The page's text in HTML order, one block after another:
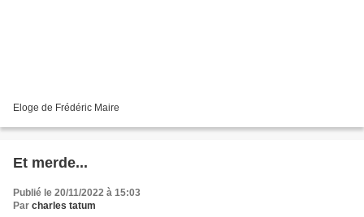
Eloge de Frédéric Maire
Et merde...
Publié le 20/11/2022 à 15:03
Par charles tatum